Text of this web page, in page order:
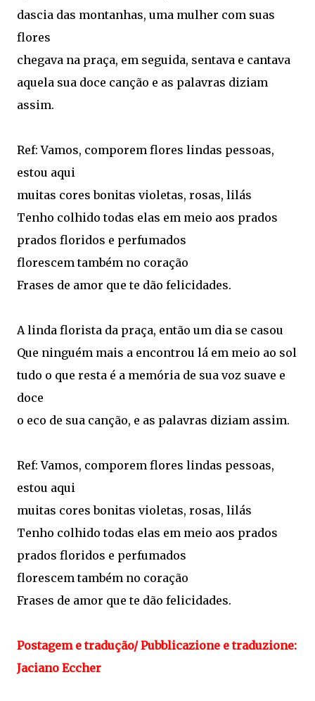
dascia das montanhas, uma mulher com suas
flores
chegava na praça, em seguida, sentava e cantava
aquela sua doce canção e as palavras diziam
assim.
Ref: Vamos, comporem flores lindas pessoas,
estou aqui
muitas cores bonitas violetas, rosas, lilás
Tenho colhido todas elas em meio aos prados
prados floridos e perfumados
florescem também no coração
Frases de amor que te dão felicidades.
A linda florista da praça, então um dia se casou
Que ninguém mais a encontrou lá em meio ao sol
tudo o que resta é a memória de sua voz suave e
doce
o eco de sua canção, e as palavras diziam assim.
Ref: Vamos, comporem flores lindas pessoas,
estou aqui
muitas cores bonitas violetas, rosas, lilás
Tenho colhido todas elas em meio aos prados
prados floridos e perfumados
florescem também no coração
Frases de amor que te dão felicidades.
Postagem e tradução/ Pubblicazione e traduzione:
Jaciano Eccher